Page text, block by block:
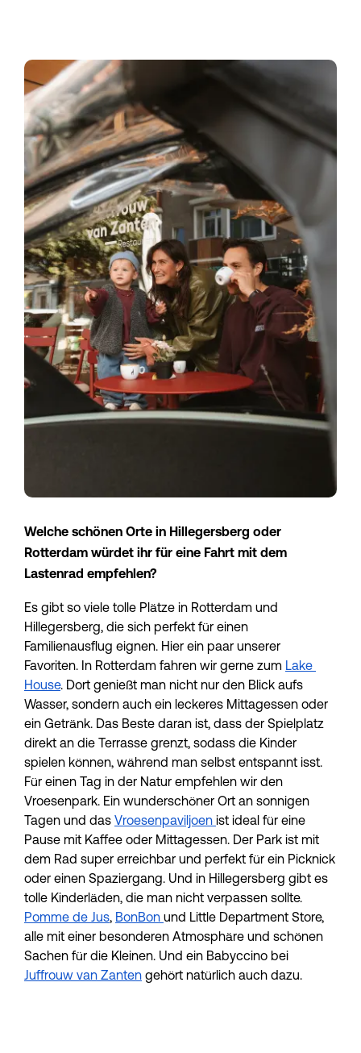
Welche schönen Orte in Hillegersberg oder
Rotterdam würdet ihr für eine Fahrt mit dem
Lastenrad empfehlen?
Es gibt so viele tolle Plätze in Rotterdam und
Hillegersberg, die sich perfekt für einen
Familienausflug eignen. Hier ein paar unserer
Favoriten. In Rotterdam fahren wir gerne zum Lake
House. Dort genießt man nicht nur den Blick aufs
Wasser, sondern auch ein leckeres Mittagessen oder
ein Getränk. Das Beste daran ist, dass der Spielplatz
direkt an die Terrasse grenzt, sodass die Kinder
spielen können, während man selbst entspannt isst.
Für einen Tag in der Natur empfehlen wir den
Vroesenpark. Ein wunderschöner Ort an sonnigen
Tagen und das Vroesenpaviljoen ist ideal für eine
Pause mit Kaffee oder Mittagessen. Der Park ist mit
dem Rad super erreichbar und perfekt für ein Picknick
oder einen Spaziergang. Und in Hillegersberg gibt es
Pomme de Jus, BonBon und Little Department Store,
alle mit einer besonderen Atmosphäre und schönen
Juffrouw van Zanten gehört natürlich auch dazu.